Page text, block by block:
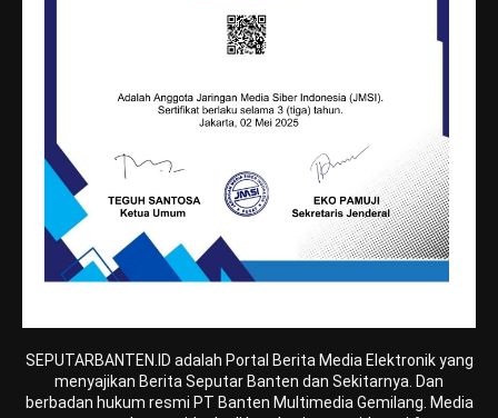
SEPUTARBANTEN.ID adalah Portal Berita Media Elektronik yang
menyajikan Berita Seputar Banten dan Sekitarnya. Dan
berbadan hukum resmi PT Banten Multimedia Gemilang. Media